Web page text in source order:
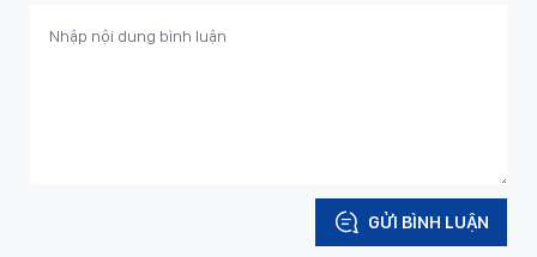
GỬI BÌNH LUẬN